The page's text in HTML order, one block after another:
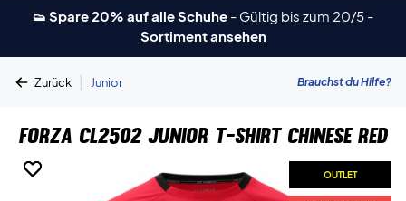
👟 Spare 20% auf alle Schuhe - Gültig bis zum 20/5 -
Sortiment ansehen
Zurück | Junior Brauchst du Hilfe?
Forza CL2502 Junior T-shirt Chinese Red
OUTLET
OUTLET